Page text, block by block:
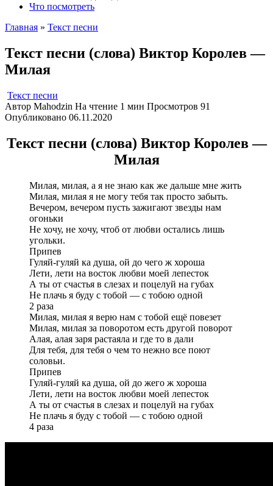
Что посмотреть
Главная » Текст песни
Текст песни (слова) Виктор Королев —
Милая
Текст песни
Автор Mahodzin На чтение 1 мин Просмотров 91
Опубликовано 06.11.2020
Текст песни (слова) Виктор Королев —
Милая
Милая, милая, а я не знаю как же дальше мне жить
Милая, милая я не могу тебя так просто забыть.
Вечером, вечером пусть зажигают звезды нам
огоньки
Не хочу, не хочу, чтоб от любви остались лишь
угольки.
Припев
Гуляй-гуляй ка душа, ой до чего ж хороша
Лети, лети на восток любви моей лепесток
А ты от счастья в слезах и поцелуй на губах
Не плачь я буду с тобой — с тобою одной
2 раза
Милая, милая я верю нам с тобой ещё повезет
Милая, милая за поворотом есть другой поворот
Алая, алая заря растаяла и где то в дали
Для тебя, для тебя о чем то нежно все поют
соловьи.
Припев
Гуляй-гуляй ка душа, ой до жего ж хороша
Лети, лети на восток любви моей лепесток
А ты от счастья в слезах и поцелуй на губах
Не плачь я буду с тобой — с тобою одной
4 раза